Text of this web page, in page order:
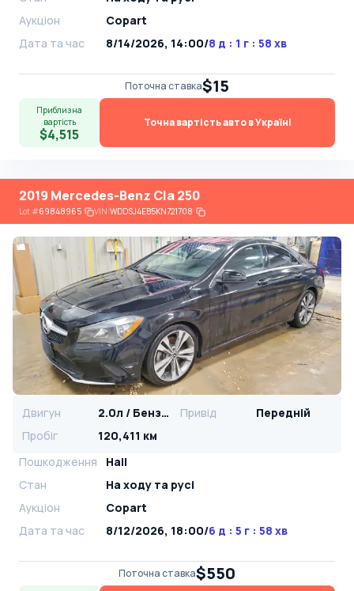
Аукціон
Copart
Дата та час
8/14/2026, 14:00/8 д : 1 г : 58 хв
Поточна ставка$15
Приблизна
вартість
$4,515
Точна вартість авто в Україні
2019 Mercedes-Benz Cla 250
Lot#69848965 VIN:WDDSJ4EB5KN721708
Двигун 2.0л / Бензин Привід
Передній
Пробіг
120,411 км
Пошкодження
Hail
Стан
На ​​ходу та русі
Аукціон
Copart
Дата та час
8/12/2026, 18:00/6 д : 5 г : 58 хв
Поточна ставка$550